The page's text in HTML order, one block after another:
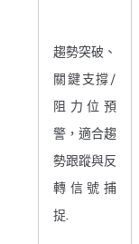
趨勢突破、
關鍵支撐/
阻力位預
警，適合趨
勢跟蹤與反
轉信號捕
捉.